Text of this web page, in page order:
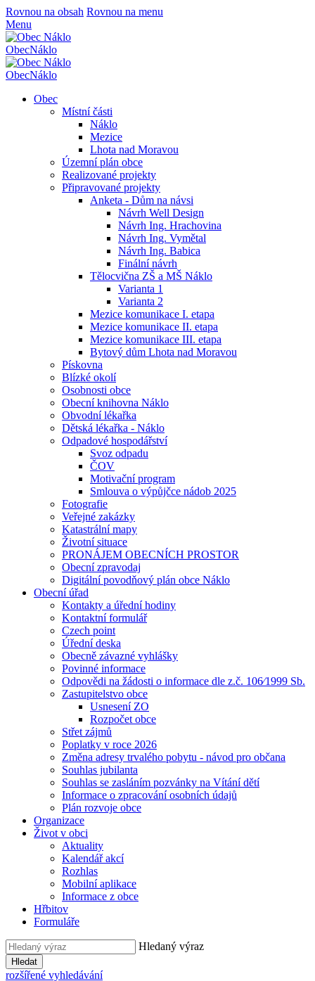
Rovnou na obsah Rovnou na menu
Menu
ObecNáklo
ObecNáklo
Obec
Místní části
Náklo
Mezice
Lhota nad Moravou
Územní plán obce
Realizované projekty
Připravované projekty
Anketa - Dům na návsi
Návrh Well Design
Návrh Ing. Hrachovina
Návrh Ing. Vymětal
Návrh Ing. Babica
Finální návrh
Tělocvična ZŠ a MŠ Náklo
Varianta 1
Varianta 2
Mezice komunikace I. etapa
Mezice komunikace II. etapa
Mezice komunikace III. etapa
Bytový dům Lhota nad Moravou
Pískovna
Blízké okolí
Osobnosti obce
Obecní knihovna Náklo
Obvodní lékařka
Dětská lékařka - Náklo
Odpadové hospodářství
Svoz odpadu
ČOV
Motivační program
Smlouva o výpůjčce nádob 2025
Fotografie
Veřejné zakázky
Katastrální mapy
Životní situace
PRONÁJEM OBECNÍCH PROSTOR
Obecní zpravodaj
Digitální povodňový plán obce Náklo
Obecní úřad
Kontakty a úřední hodiny
Kontaktní formulář
Czech point
Úřední deska
Obecně závazné vyhlášky
Povinné informace
Odpovědi na žádosti o informace dle z.č. 106⁄1999 Sb.
Zastupitelstvo obce
Usnesení ZO
Rozpočet obce
Střet zájmů
Poplatky v roce 2026
Změna adresy trvalého pobytu - návod pro občana
Souhlas jubilanta
Souhlas se zasláním pozvánky na Vítání dětí
Informace o zpracování osobních údajů
Plán rozvoje obce
Organizace
Život v obci
Aktuality
Kalendář akcí
Rozhlas
Mobilní aplikace
Informace z obce
Hřbitov
Formuláře
Hledaný výraz
Hledat
rozšířené vyhledávání